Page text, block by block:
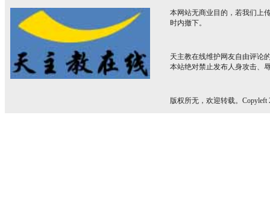
本网站无商业目的，若我们上
时内撤下。
天主教在线维护网友自由评论
本站绝对禁止发布人身攻击、
版权所无，欢迎转载。